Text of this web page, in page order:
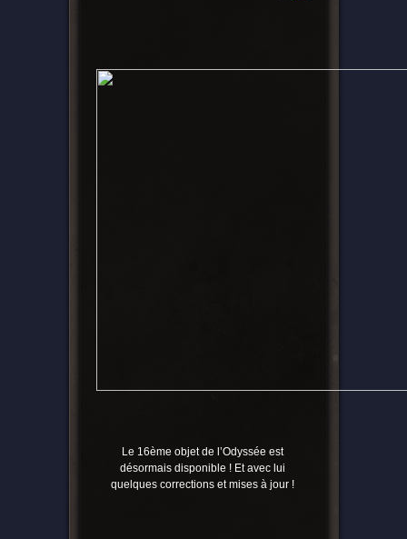
Le 16ème objet de l’Odyssée est
désormais disponible ! Et avec lui
quelques corrections et mises à jour !